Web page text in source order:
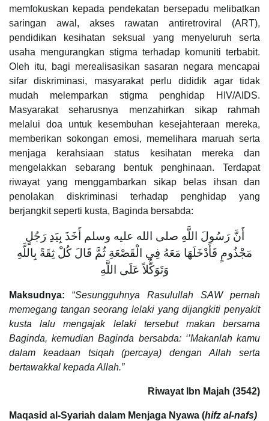
memfokuskan kepada pendekatan bersepadu melibatkan
saringan awal, akses rawatan antiretroviral (ART),
pendidikan kesihatan seksual yang menyeluruh serta
usaha mengurangkan stigma terhadap komuniti terbabit.
Oleh itu, bagi merealisasikan sasaran negara mencapai
sifar diskriminasi, masyarakat perlu dididik agar tidak
mudah melemparkan stigma penghidap HIV/AIDS.
Masyarakat seharusnya menzahirkan sikap rahmah
melalui doa untuk kesembuhan kesejahteraan mereka,
memberikan sokongan emosi, memelihara maruah serta
menjaga kerahsiaan status kesihatan mereka dan
mengelakkan sebarang bentuk penghinaan. Terdapat
riwayat yang menggambarkan sikap belas ihsan dan
penolakan diskriminasi terhadap penghidap yang
berjangkit seperti kusta, Baginda bersabda:
أَنَّ رَسُولَ اللَّهِ صلى الله عليه وسلم أَخَذَ بِيَدِ رَجُلٍ
مَجْذُومٍ فَأَدْخَلَهَا مَعَهُ فِي الْقَصْعَةِ ثُمَّ قَالَ ‏كُلْ ثِقَةً بِاللَّهِ
وَتَوَكُّلاً عَلَى اللَّهِ
Maksudnya: “Sesungguhnya Rasulullah SAW pernah
memegang tangan seorang lelaki yang dijangkiti penyakit
kusta lalu mengajak lelaki tersebut makan bersama
Baginda, kemudian Baginda bersabda: ‘’Makanlah kamu
dalam keadaan tsiqah (percaya) dengan Allah serta
bertawakkal kepada Allah.”
Riwayat Ibn Majah (3542)
Maqasid al-Syariah dalam Menjaga Nyawa (hifz al-nafs)